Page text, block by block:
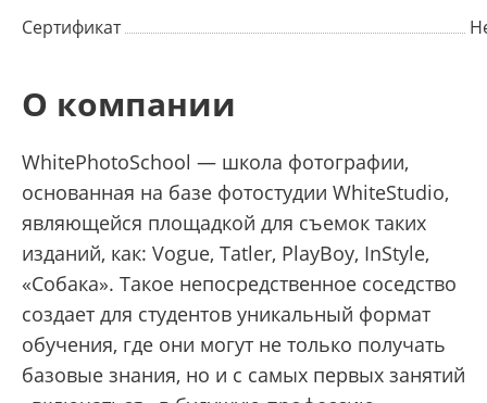
Сертификат
О компании
WhitePhotoSchool — школа фотографии,
основанная на базе фотостудии WhiteStudio,
являющейся площадкой для съемок таких
изданий, как: Vogue, Tatler, PlayBoy, InStyle,
«Собака». Такое непосредственное соседство
создает для студентов уникальный формат
обучения, где они могут не только получать
базовые знания, но и с самых первых занятий